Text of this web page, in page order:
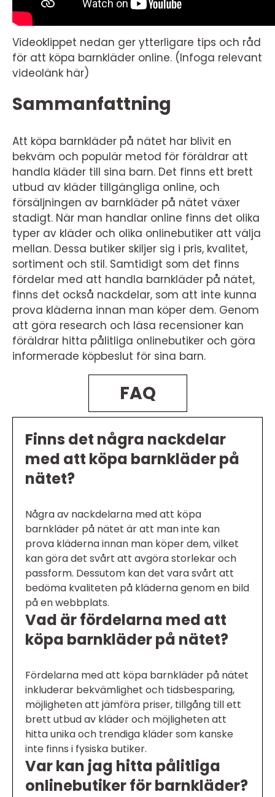
Videoklippet nedan ger ytterligare tips och råd
för att köpa barnkläder online. (Infoga relevant
videolänk här)
Sammanfattning
Att köpa barnkläder på nätet har blivit en
bekväm och populär metod för föräldrar att
handla kläder till sina barn. Det finns ett brett
utbud av kläder tillgängliga online, och
försäljningen av barnkläder på nätet växer
stadigt. När man handlar online finns det olika
typer av kläder och olika onlinebutiker att välja
mellan. Dessa butiker skiljer sig i pris, kvalitet,
sortiment och stil. Samtidigt som det finns
fördelar med att handla barnkläder på nätet,
finns det också nackdelar, som att inte kunna
prova kläderna innan man köper dem. Genom
att göra research och läsa recensioner kan
föräldrar hitta pålitliga onlinebutiker och göra
informerade köpbeslut för sina barn.
FAQ
Finns det några nackdelar
med att köpa barnkläder på
nätet?
Några av nackdelarna med att köpa
barnkläder på nätet är att man inte kan
prova kläderna innan man köper dem, vilket
kan göra det svårt att avgöra storlekar och
passform. Dessutom kan det vara svårt att
bedöma kvaliteten på kläderna genom en bild
på en webbplats.
Vad är fördelarna med att
köpa barnkläder på nätet?
Fördelarna med att köpa barnkläder på nätet
inkluderar bekvämlighet och tidsbesparing,
möjligheten att jämföra priser, tillgång till ett
brett utbud av kläder och möjligheten att
hitta unika och trendiga kläder som kanske
inte finns i fysiska butiker.
Var kan jag hitta pålitliga
onlinebutiker för barnkläder?